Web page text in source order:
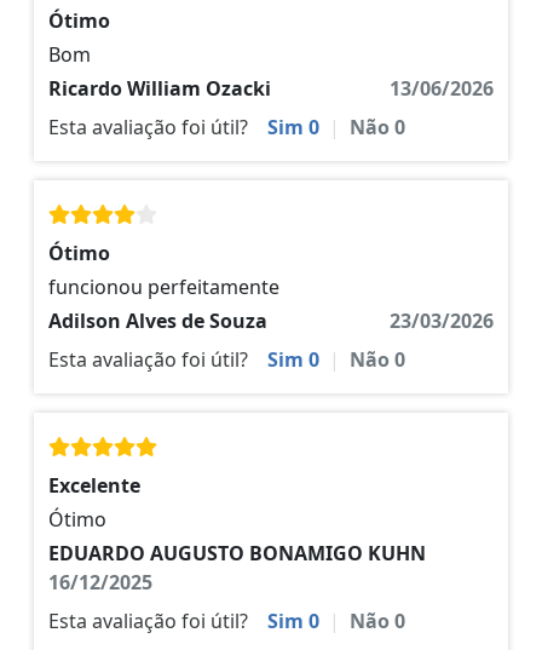
Ótimo
Bom
Ricardo William Ozacki
13/06/2026
Esta avaliação foi útil?
Sim 0 | Não0
Ótimo
funcionou perfeitamente
Adilson Alves de Souza
23/03/2026
Esta avaliação foi útil?
Sim 0 | Não0
Excelente
Ótimo
EDUARDO AUGUSTO BONAMIGO KUHN
16/12/2025
Esta avaliação foi útil?
Sim 0 | Não0